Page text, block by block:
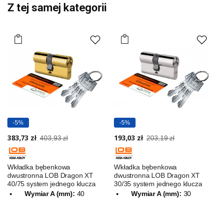
Z tej samej kategorii
-5%
383,73 zł 403,93 zł
Wkładka bębenkowa
dwustronna LOB Dragon XT
40/75 system jednego klucza
Wymiar A (mm): 40
-5%
193,03 zł 203,19 zł
Wkładka bębenkowa
dwustronna LOB Dragon XT
30/35 system jednego klucza
Wymiar A (mm): 30